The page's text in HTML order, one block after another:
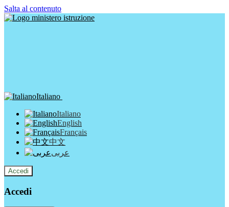
Salta al contenuto
Italiano
Italiano
English
Français
中文
عربى
Accedi
Accedi